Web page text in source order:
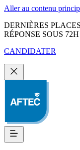
Aller au contenu
DERNIÈRES
RÉPONSE SOUS
CANDIDATER